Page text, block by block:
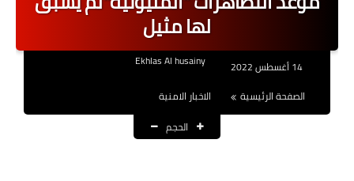
اخبار القطاع الخاص
نتائج التعيينات
العقود والاجور اليومية
الرواتب والقروض
لها مثيل
14 أغسطس 2022
Ekhlas Al husainy
الصفحة الرئيسية
الاخبار الامنية
الحجم